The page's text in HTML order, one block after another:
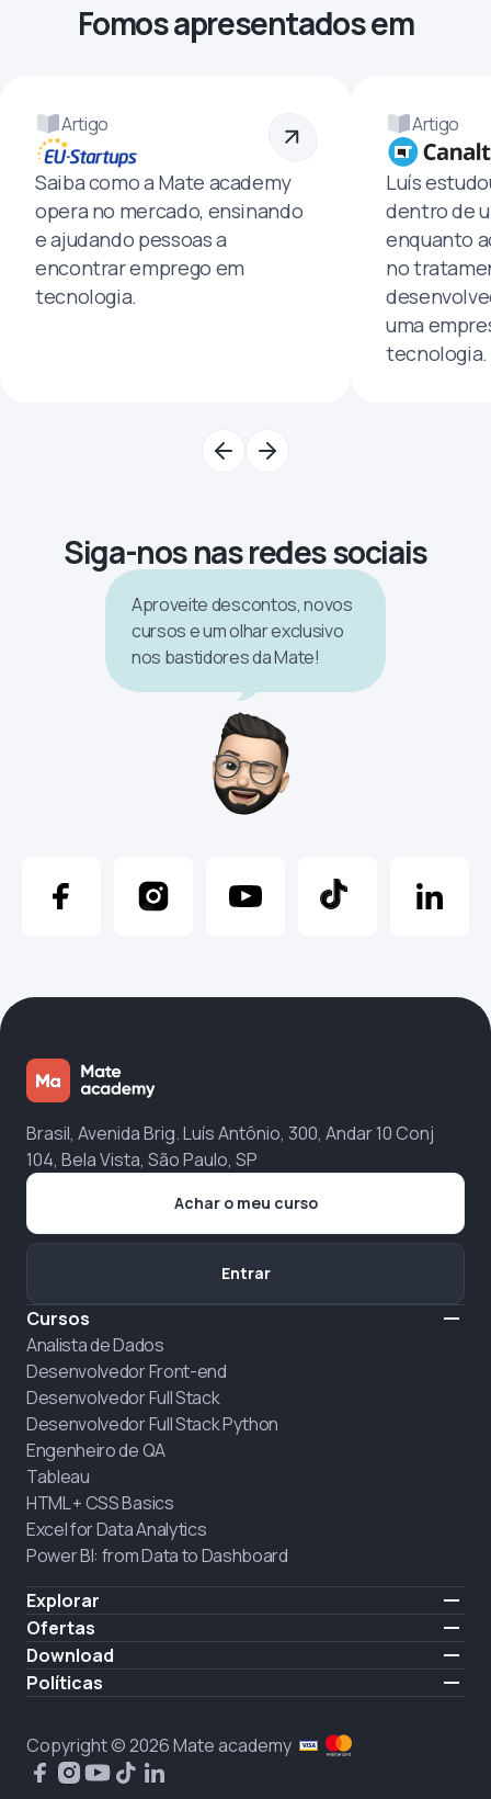
Fomos apresentados em
Artigo
Saiba como a Mate academy
opera no mercado, ensinando
e ajudando pessoas a
encontrar emprego em
tecnologia.
Artigo
Luís
dentro de
enquanto
no
uma
tecnologia.
Siga-nos nas redes sociais
Aproveite descontos, novos
cursos e um olhar exclusivo
nos bastidores da Mate!
Brasil, Avenida Brig. Luís Antônio, 300, Andar 10 Conj
104, Bela Vista, São Paulo, SP
Cursos
Analista de Dados
Desenvolvedor Front-end
Desenvolvedor Full Stack
Desenvolvedor Full Stack Python
Engenheiro de QA
Tableau
HTML + CSS Basics
Excel for Data Analytics
Power BI: from Data to Dashboard
Explorar
Preço
Sobre nós
Carreiras
Ofertas
Contratar alunos
Download
iOS
Políticas
Politica de privacidade
Política de cookies
Contrato de Prestação de Serviço
Achar o meu curso
Entrar
Copyright © 2026 Mate academy